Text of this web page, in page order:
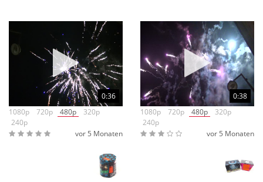
0:36
1080p
720p 480p
320p
240p
vor 5 Monaten
0:38
1080p
720p 480p
320p
240p
vor 5 Monaten